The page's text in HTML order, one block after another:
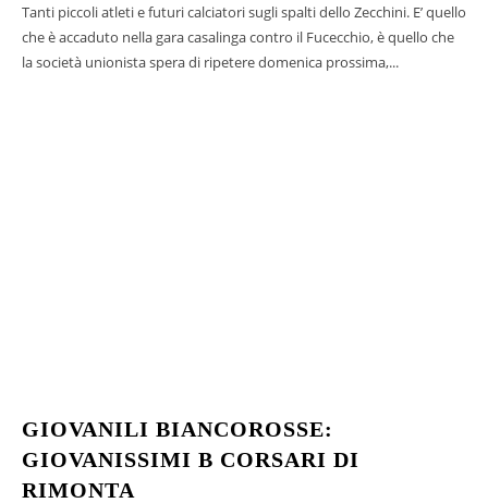
Tanti piccoli atleti e futuri calciatori sugli spalti dello Zecchini. E’ quello
che è accaduto nella gara casalinga contro il Fucecchio, è quello che
la società unionista spera di ripetere domenica prossima,...
GIOVANILI BIANCOROSSE:
GIOVANISSIMI B CORSARI DI
RIMONTA